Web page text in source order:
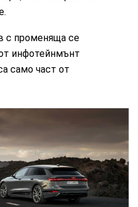
с променяща се
инфотейнмънт
само част от